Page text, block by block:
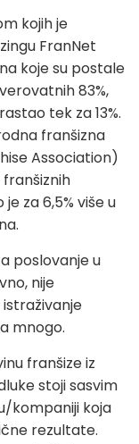
kojih je
FranNet
koje su postale
83%,
tek za 13%.
franšizna
Association)
franšiznih
za 6,5% više u
poslovanje u
nije
mnogo.
franšize iz
stoji sasvim
kompaniji koja
rezultate.